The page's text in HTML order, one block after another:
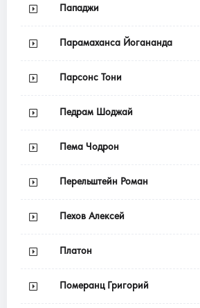
Пападжи
Парамаханса Йогананда
Парсонс Тони
Педрам Шоджай
Пема Чодрон
Перельштейн Роман
Пехов Алексей
Платон
Померанц Григорий